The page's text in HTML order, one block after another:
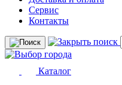
Сервис
Контакты
Каталог